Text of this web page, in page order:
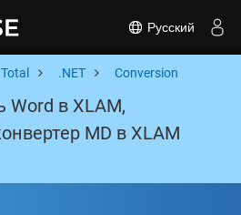
Русский
.NET Conversion
Word в XLAM,
MD в XLAM